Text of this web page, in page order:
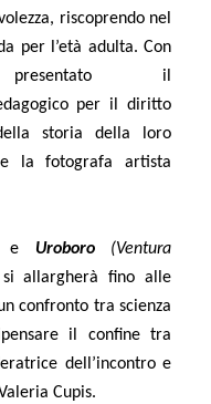
riscoprendo nel
per l’età adulta. Con
il
per il diritto
storia della loro
la fotografa artista
Uroboro (Ventura
allargherà fino alle
confronto tra scienza
il confine tra
dell’incontro e
Cupis.